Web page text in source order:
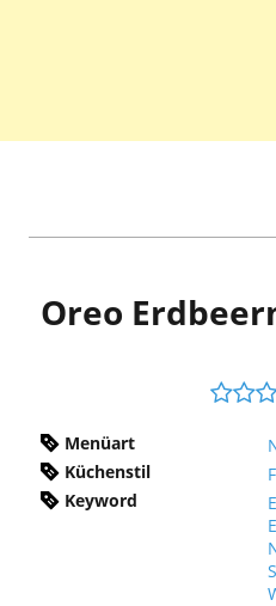
Oreo
Menüart
Küchenstil
Keyword